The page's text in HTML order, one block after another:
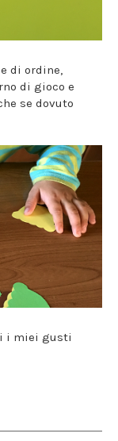
di ordine,
di gioco e
se dovuto
i miei gusti